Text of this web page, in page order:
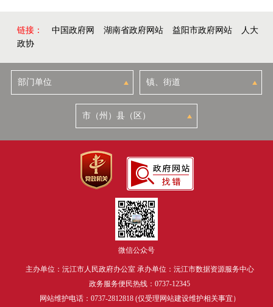
链接： 中国政府网 湖南省政府网站 益阳市政府网站
人大
政协
微信公众号
主办单位：沅江市人民政府办公室 承办单位：沅江市数据资源服务中心
政务服务便民热线：0737-12345
网站维护电话：0737-2812818 (仅受理网站建设维护相关事宜）